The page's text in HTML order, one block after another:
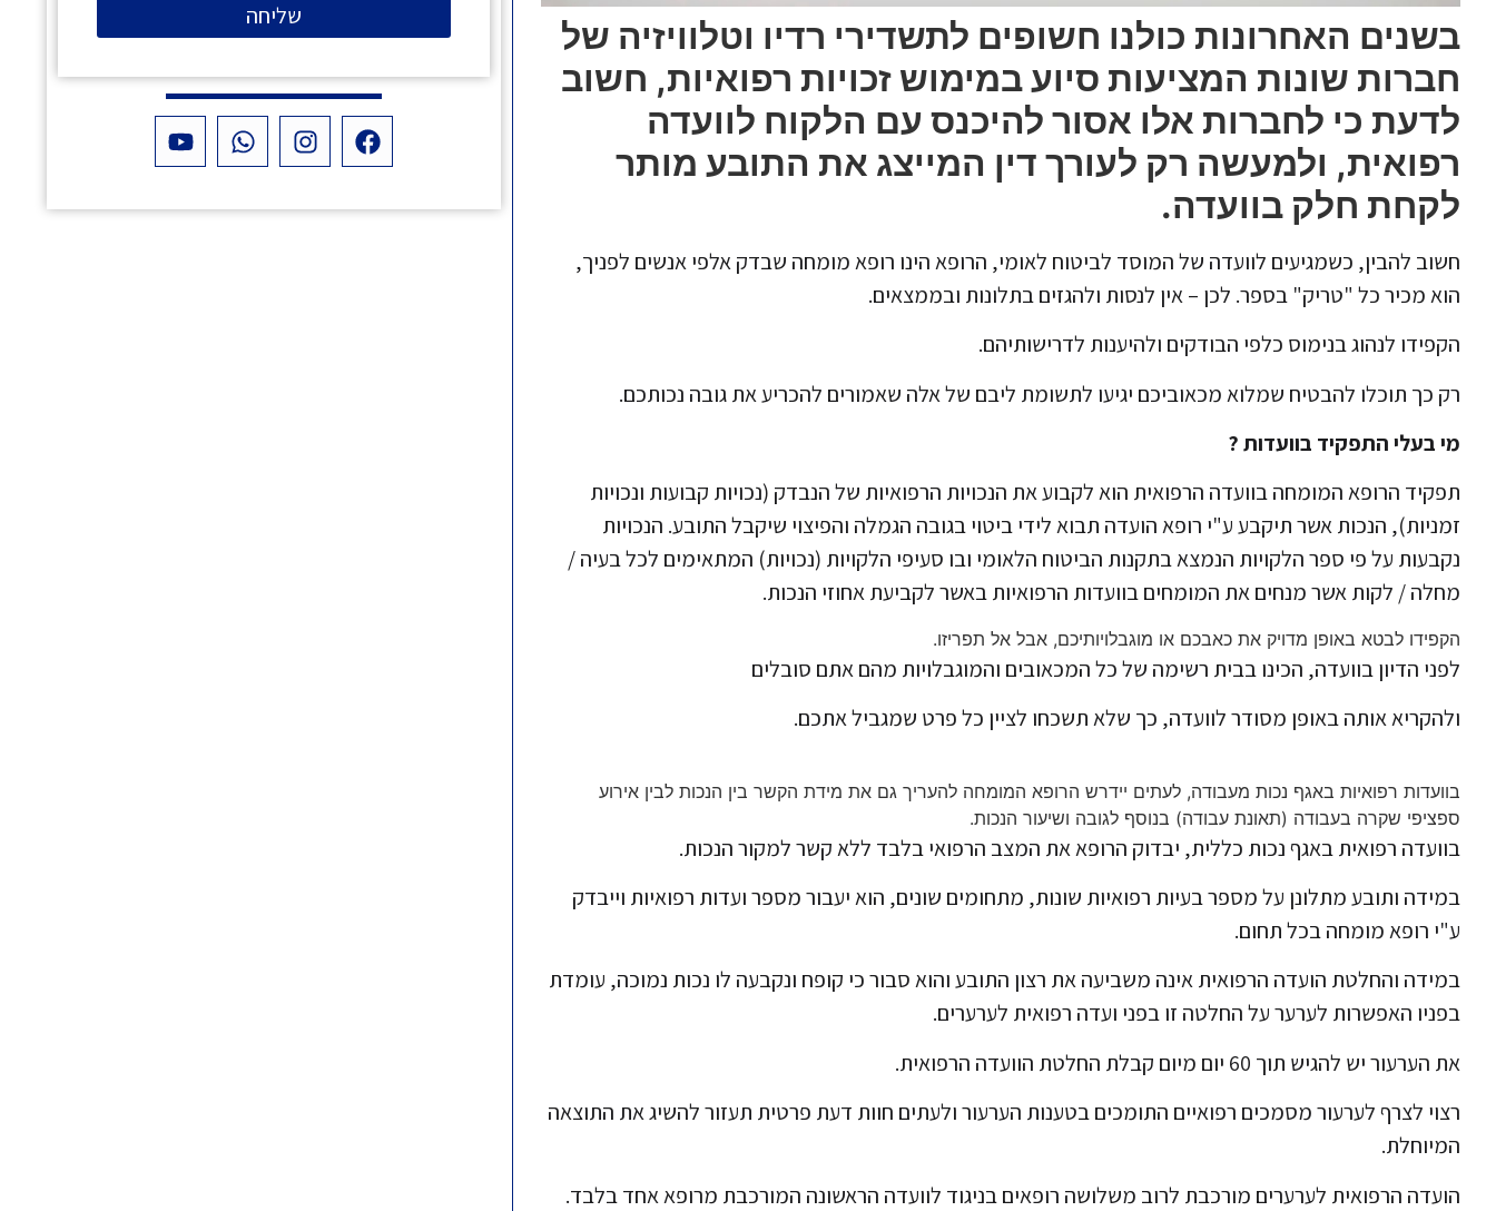
בשנים האחרונות כולנו חשופים לתשדירי רדיו וטלוויזיה של
חברות שונות המציעות סיוע במימוש זכויות רפואיות, חשוב
לדעת כי לחברות אלו אסור להיכנס עם הלקוח לוועדה
רפואית, ולמעשה רק לעורך דין המייצג את התובע מותר
לקחת חלק בוועדה.
חשוב להבין, כשמגיעים לוועדה של המוסד לביטוח לאומי, הרופא הינו רופא מומחה שבדק אלפי אנשים לפניך,
הוא מכיר כל "טריק" בספר. לכן – אין לנסות ולהגזים בתלונות ובממצאים.
הקפידו לנהוג בנימוס כלפי הבודקים ולהיענות לדרישותיהם.
רק כך תוכלו להבטיח שמלוא מכאוביכם יגיעו לתשומת ליבם של אלה שאמורים להכריע את גובה נכותכם.
מי בעלי התפקיד בוועדות ?
תפקיד הרופא המומחה בוועדה הרפואית הוא לקבוע את הנכויות הרפואיות של הנבדק (נכויות קבועות ונכויות
זמניות), הנכות אשר תיקבע ע"י רופא הועדה תבוא לידי ביטוי בגובה הגמלה והפיצוי שיקבל התובע. הנכויות
נקבעות על פי ספר הלקויות הנמצא בתקנות הביטוח הלאומי ובו סעיפי הלקויות (נכויות) המתאימים לכל בעיה /
מחלה / לקות אשר מנחים את המומחים בוועדות הרפואיות באשר לקביעת אחוזי הנכות.
הקפידו לבטא באופן מדויק את כאבכם או מוגבלויותיכם, אבל אל תפריזו.
לפני הדיון בוועדה, הכינו בבית רשימה של כל המכאובים והמוגבלויות מהם אתם סובלים
ולהקריא אותה באופן מסודר לוועדה, כך שלא תשכחו לציין כל פרט שמגביל אתכם.
בוועדות רפואיות באגף נכות מעבודה, לעתים יידרש הרופא המומחה להעריך גם את מידת הקשר בין הנכות לבין אירוע
ספציפי שקרה בעבודה (תאונת עבודה) בנוסף לגובה ושיעור הנכות.
בוועדה רפואית באגף נכות כללית, יבדוק הרופא את המצב הרפואי בלבד ללא קשר למקור הנכות.
במידה ותובע מתלונן על מספר בעיות רפואיות שונות, מתחומים שונים, הוא יעבור מספר ועדות רפואיות וייבדק
ע"י רופא מומחה בכל תחום.
במידה והחלטת הועדה הרפואית אינה משביעה את רצון התובע והוא סבור כי קופח ונקבעה לו נכות נמוכה, עומדת
בפניו האפשרות לערער על החלטה זו בפני ועדה רפואית לערערים.
את הערעור יש להגיש תוך 60 יום מיום קבלת החלטת הוועדה הרפואית.
רצוי לצרף לערעור מסמכים רפואיים התומכים בטענות הערעור ולעתים חוות דעת פרטית תעזור להשיג את התוצאה
המיוחלת.
הועדה הרפואית לערערים מורכבת לרוב משלושה רופאים בניגוד לוועדה הראשונה המורכבת מרופא אחד בלבד.
שליחה